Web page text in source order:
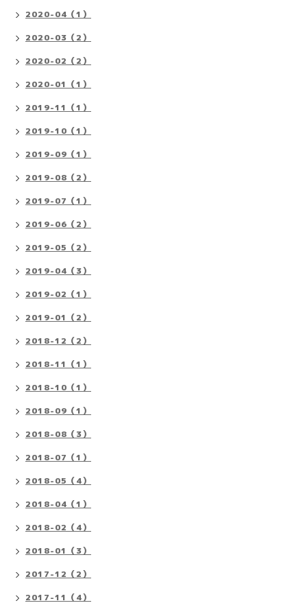
2020-04（1）
2020-03（2）
2020-02（2）
2020-01（1）
2019-11（1）
2019-10（1）
2019-09（1）
2019-08（2）
2019-07（1）
2019-06（2）
2019-05（2）
2019-04（3）
2019-02（1）
2019-01（2）
2018-12（2）
2018-11（1）
2018-10（1）
2018-09（1）
2018-08（3）
2018-07（1）
2018-05（4）
2018-04（1）
2018-02（4）
2018-01（3）
2017-12（2）
2017-11（4）